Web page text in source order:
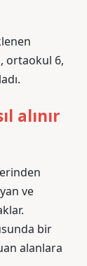
ortaokul 6,
alınır
ve
bir
alanlara